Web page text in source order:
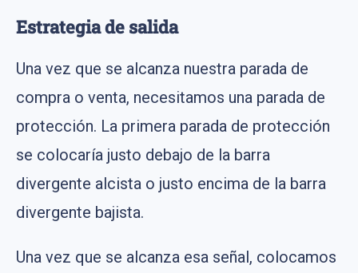
Estrategia de salida
Una vez que se alcanza nuestra parada de
compra o venta, necesitamos una parada de
protección. La primera parada de protección
se colocaría justo debajo de la barra
divergente alcista o justo encima de la barra
divergente bajista.
Una vez que se alcanza esa señal, colocamos